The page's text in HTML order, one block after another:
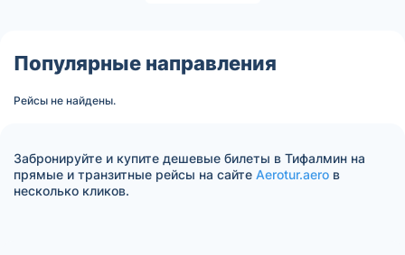
Популярные направления
Рейсы не найдены.
Забронируйте и купите дешевые билеты в Тифалмин на
прямые и транзитные рейсы на сайте Aerotur.aero в
несколько кликов.